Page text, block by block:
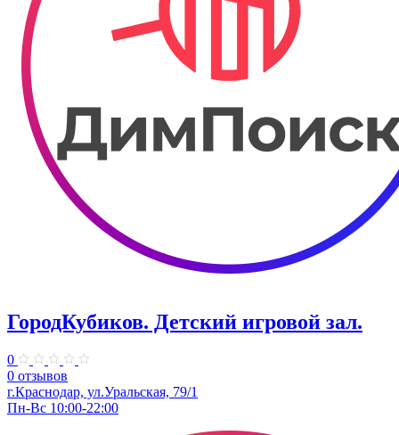
ГородКубиков. ​Детский игровой зал.
0
0 отзывов
г.Краснодар, ​ул.Уральская, 79/1
Пн-Вс 10:00-22:00